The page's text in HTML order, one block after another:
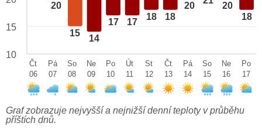
20
15
14
17 17
18 18
20 20
18
15
10
Čt
06
Pá
07
So
08
Ne
09
Po
10
Út
11
St
12
Čt
13
Pá
14
So
15
Ne
16
Po
17
Graf zobrazuje nejvyšší a nejnižší denní teploty v průběhu
příštích dnů.